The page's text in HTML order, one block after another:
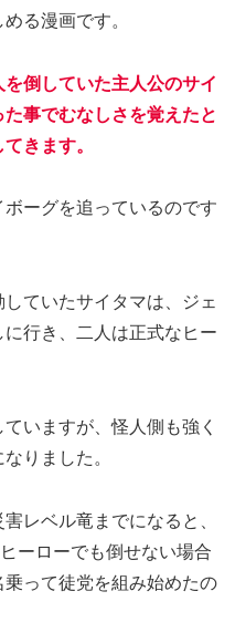
る漫画です。
倒していた主人公のサイ
事でむなしさを覚えたと
きます。
ーグを追っているのです
ていたサイタマは、ジェ
行き、二人は正式なヒー
いますが、怪人側も強く
りました。
レベル竜までになると、
ーローでも倒せない場合
って徒党を組み始めたの